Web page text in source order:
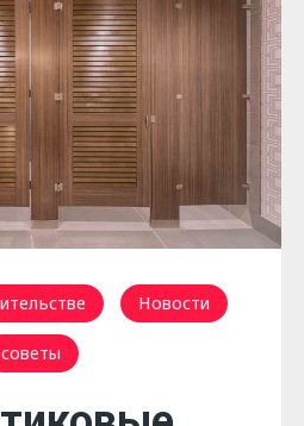
Новости
советы